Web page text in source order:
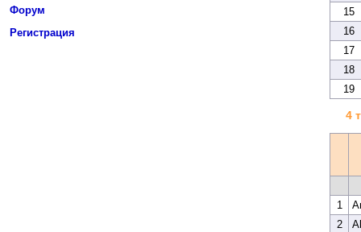
Форум
Регистрация
15
16
17
18
19
4
1
2